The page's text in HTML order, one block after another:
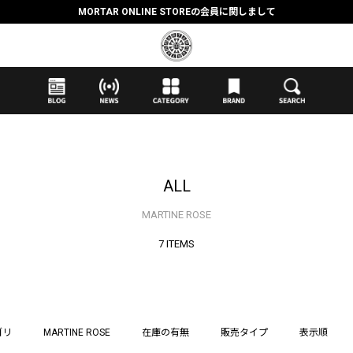
抽選応募時のクレジットカード決済の引き落としに関しまして
【応募前に必ずお読みください】抽選応募に関する注意事項
MORTAR ONLINE STOREの会員に関しまして
ALL
MARTINE ROSE
7 ITEMS
MARTINE ROSE 在庫の有無 販売タイプ 表示順